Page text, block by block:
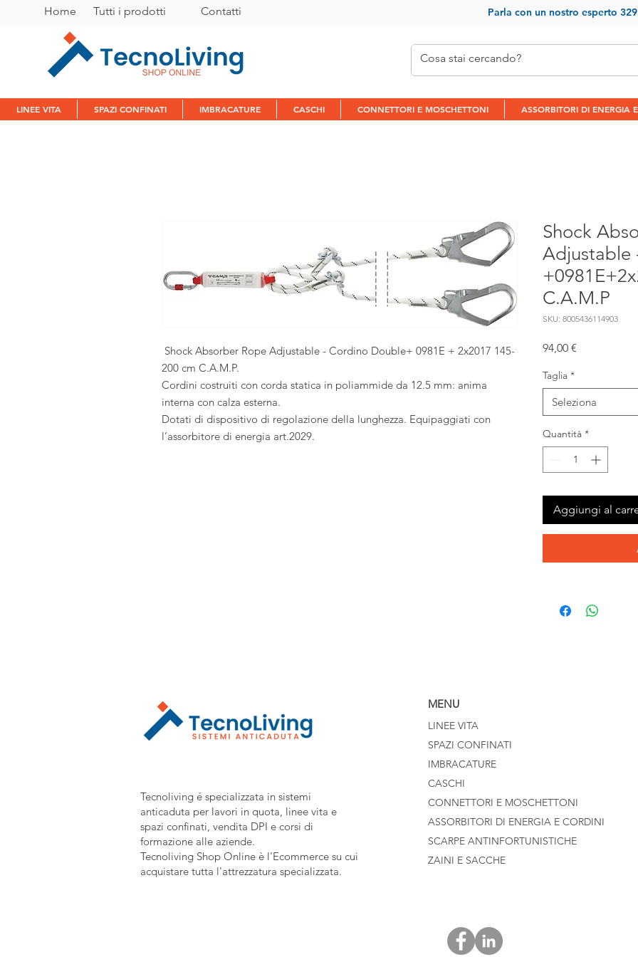
Home Tutti i prodotti Contatti Parla con un nostro esperto
LINEE VITA SPAZI CONFINATI IMBRACATURE CASCHI CONNETTORI E MOSCHETTONI ASSORBITORI DI ENERGIA
Shock Absorber Rope Adjustable - Cordino Double+ 0981E + 2x2017 145-
200 cm C.A.M.P.
Cordini costruiti con corda statica in poliammide da 12.5 mm: anima
interna con calza esterna.
Dotati di dispositivo di regolazione della lunghezza. Equipaggiati con
l’assorbitore di energia art.2029.
Shock
Adjustable
C.A.M.P
SKU: 8005436114903
94,00 €
Taglia *
Seleziona
Quantità *
Aggiungi al
Tecnoliving é specializzata in sistemi
anticaduta per lavori in quota, linee vita e
spazi confinati, vendita DPI e corsi di
formazione alle aziende.
Tecnoliving Shop Online è l'Ecommerce su cui
acquistare tutta l'attrezzatura specializzata.
MENU
LINEE VITA
SPAZI CONFINATI
IMBRACATURE
CASCHI
CONNETTORI E MOSCHETTONI
ASSORBITORI DI ENERGIA E CORDINI
SCARPE ANTINFORTUNISTICHE
ZAINI E SACCHE